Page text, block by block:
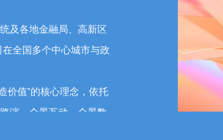
及各地金融局、高新区
全国多个中心城市与政
值”的核心理念，依托
演、全景互动、全景数